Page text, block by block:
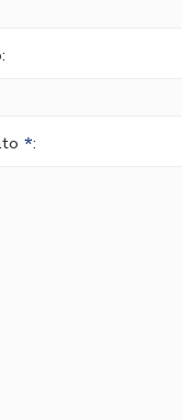
*: